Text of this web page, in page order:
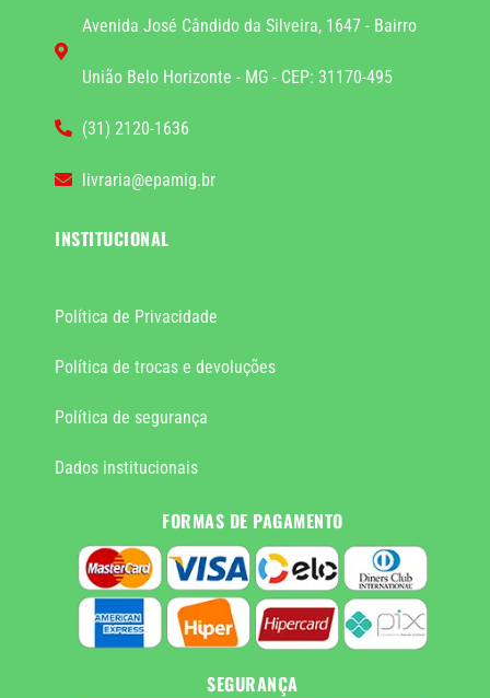
Avenida José Cândido da Silveira, 1647 - Bairro
União Belo Horizonte - MG - CEP: 31170-495
(31) 2120-1636
livraria@epamig.br
INSTITUCIONAL
Política de Privacidade
Política de trocas e devoluções
Política de segurança
Dados institucionais
FORMAS DE PAGAMENTO
SEGURANÇA